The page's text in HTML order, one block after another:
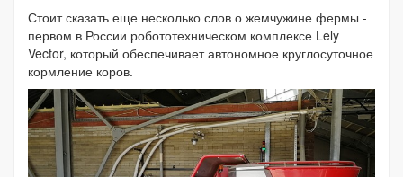
Стоит сказать еще несколько слов о жемчужине фермы -
первом в России робототехническом комплексе Lely
Vector, который обеспечивает автономное круглосуточное
кормление коров.